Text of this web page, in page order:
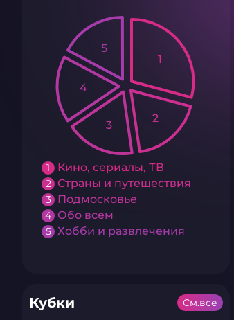
1 Кино, сериалы, ТВ
2 Страны и путешествия
3 Подмосковье
4 Обо всем
5 Хобби и развлечения
1
2
3
4
5
Кубки См.все